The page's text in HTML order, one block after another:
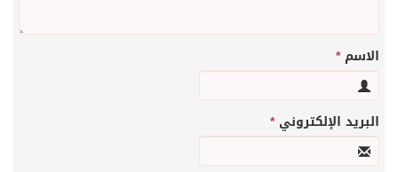
الاسم*
البريد الإلكتروني*